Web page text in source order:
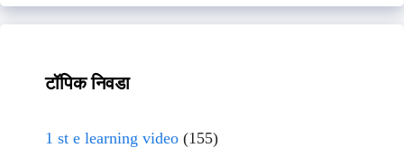
टॉपिक निवडा
1 st e learning video (155)